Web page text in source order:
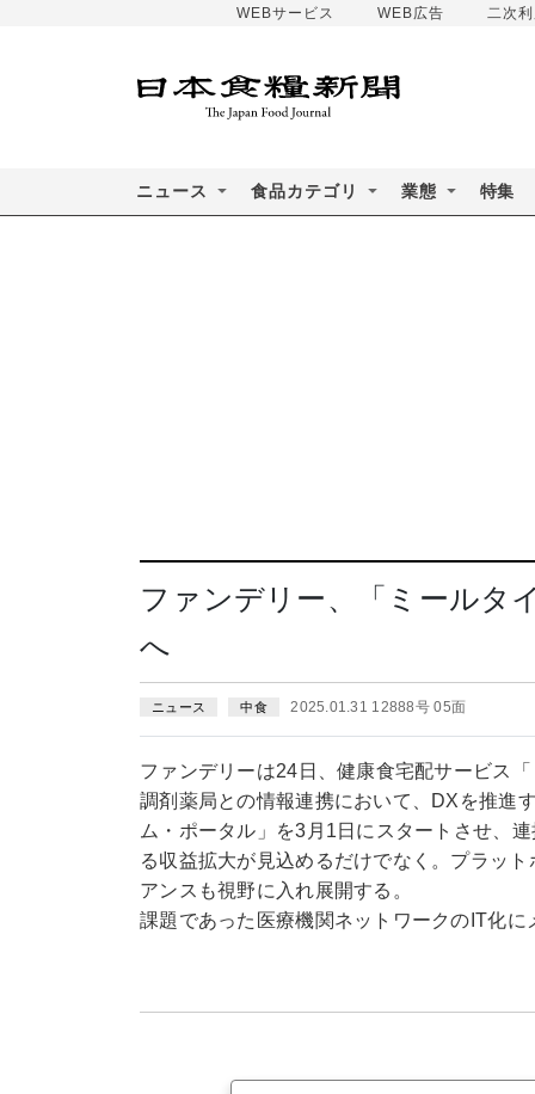
WEBサービス WEB広告 二次
ニュース 食品カテゴリ 業態 特集
ファンデリー、「ミールタ
へ
ニュース 中食 2025.01.31 12888号 05面
ファンデリーは24日、健康食宅配サービス
調剤薬局との情報連携において、DXを推進
ム・ポータル」を3月1日にスタートさせ、
る収益拡大が見込めるだけでなく。プラッ
アンスも視野に入れ展開する。
課題であった医療機関ネットワークのIT化